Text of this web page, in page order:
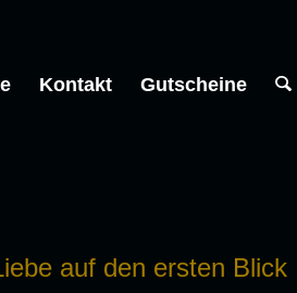
Kontakt Gutscheine
auf den ersten Blick